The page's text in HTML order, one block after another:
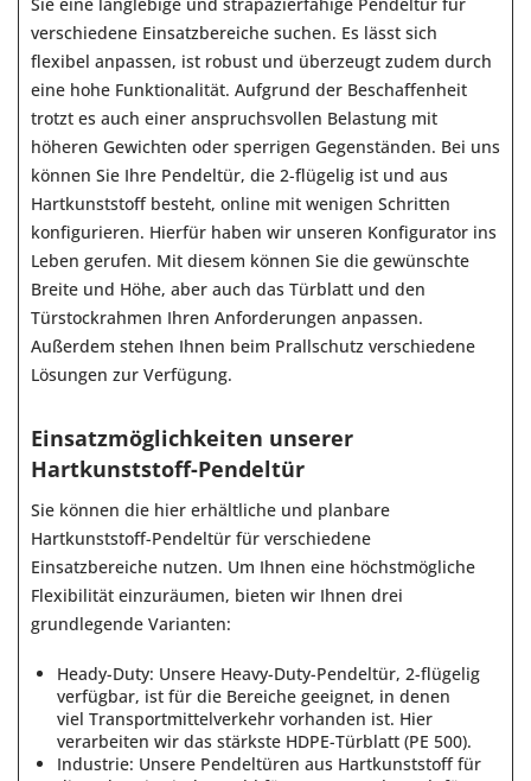
verschiedene Einsatzbereiche suchen. Es lässt sich
flexibel anpassen, ist robust und überzeugt zudem durch
eine hohe Funktionalität. Aufgrund der Beschaffenheit
trotzt es auch einer anspruchsvollen Belastung mit
höheren Gewichten oder sperrigen Gegenständen. Bei uns
können Sie Ihre Pendeltür, die 2-flügelig ist und aus
Hartkunststoff besteht, online mit wenigen Schritten
konfigurieren. Hierfür haben wir unseren Konfigurator ins
Leben gerufen. Mit diesem können Sie die gewünschte
Breite und Höhe, aber auch das Türblatt und den
Türstockrahmen Ihren Anforderungen anpassen.
Außerdem stehen Ihnen beim Prallschutz verschiedene
Lösungen zur Verfügung.
Einsatzmöglichkeiten unserer
Hartkunststoff-Pendeltür
Sie können die hier erhältliche und planbare
Hartkunststoff-Pendeltür für verschiedene
Einsatzbereiche nutzen. Um Ihnen eine höchstmögliche
Flexibilität einzuräumen, bieten wir Ihnen drei
grundlegende Varianten:
Heady-Duty: Unsere Heavy-Duty-Pendeltür, 2-flügelig
verfügbar, ist für die Bereiche geeignet, in denen
viel Transportmittelverkehr vorhanden ist. Hier
verarbeiten wir das stärkste HDPE-Türblatt (PE 500).
Industrie: Unsere Pendeltüren aus Hartkunststoff für